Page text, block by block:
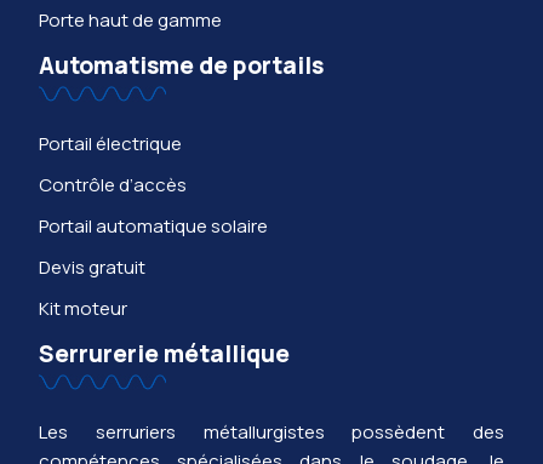
Porte haut de gamme
Automatisme de portails
Portail électrique
Contrôle d’accès
Portail automatique solaire
Devis gratuit
Kit moteur
Serrurerie métallique
Les serruriers métallurgistes possèdent des